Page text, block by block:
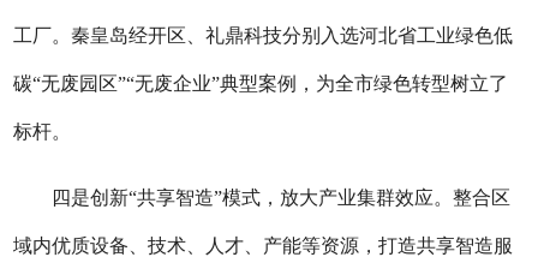
工厂。秦皇岛经开区、礼鼎科技分别入选河北省工业绿色低
碳“无废园区”“无废企业”典型案例，为全市绿色转型树立了
标杆。
四是创新“共享智造”模式，放大产业集群效应。整合区
域内优质设备、技术、人才、产能等资源，打造共享智造服